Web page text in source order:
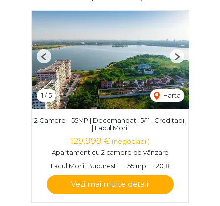
1 /5 Harta
Previous Next
2 Camere - 55MP | Decomandat | 5/11 | Creditabil
| Lacul Morii
129,999 € (negociabil)
Apartament cu 2 camere de vânzare
Lacul Morii, Bucuresti
55 mp 2018
Vezi mai multe detalii